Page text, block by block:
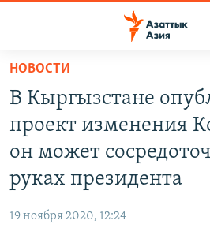
Вернуться
основному
содержанию
Вернутся
главной
Вернутся
КАЗАХСТАН
НОВОСТИ
ВОЙНА В УКРАИНЕ
КЫРГЫЗЧА
ПОДПИШИТЕСЬ НА НАС В СОЦСЕТЯХ
НОВОСТИ
В Кыргызстане
проект изменения
он может
руках президента
19 ноября 2020, 12:24